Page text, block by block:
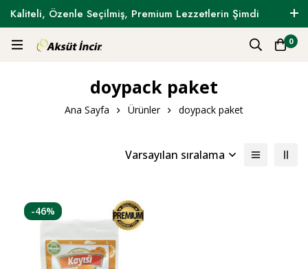
Kaliteli, Özenle Seçilmiş, Premium Lezzetlerin Şimdi
Tam Zamanı !
0
doypack paket
Ana Sayfa Ürünler doypack paket
Varsayılan sıralama
-46%